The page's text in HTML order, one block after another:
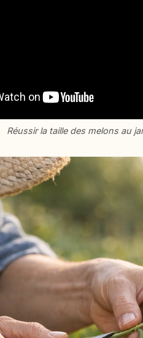
Réussir la taille des melons au